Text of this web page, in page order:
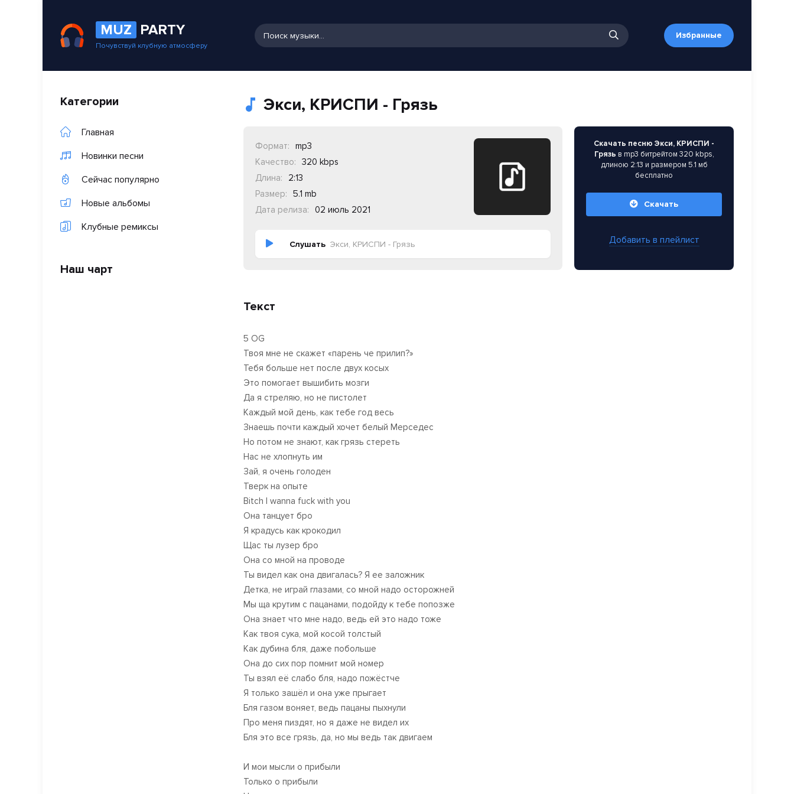
MUZ PARTY
Почувствуй клубную атмосферу
Избранные
Категории
Главная
Новинки песни
Сейчас популярно
Новые альбомы
Клубные ремиксы
Наш чарт
Экси, КРИСПИ - Грязь
Формат:
mp3
Качество:
320 kbps
Длина:
2:13
Размер:
5.1 mb
Дата релиза:
02 июль 2021
Слушать Экси, КРИСПИ - Грязь
Скачать песню Экси, КРИСПИ -
Грязь в mp3 битрейтом 320 kbps,
длиною 2:13 и размером 5.1 мб
бесплатно
Скачать
Добавить в плейлист
Текст
5 OG
Твоя мне не скажет «парень че прилип?»
Тебя больше нет после двух косых
Это помогает вышибить мозги
Да я стреляю, но не пистолет
Каждый мой день, как тебе год весь
Знаешь почти каждый хочет белый Мерседес
Но потом не знают, как грязь стереть
Нас не хлопнуть им
Зай, я очень голоден
Тверк на опыте
Bitch I wanna fuck with you
Она танцует бро
Я крадусь как крокодил
Щас ты лузер бро
Она со мной на проводе
Ты видел как она двигалась? Я ее заложник
Детка, не играй глазами, со мной надо осторожней
Мы ща крутим с пацанами, подойду к тебе попозже
Она знает что мне надо, ведь ей это надо тоже
Как твоя сука, мой косой толстый
Как дубина бля, даже побольше
Она до сих пор помнит мой номер
Ты взял её слабо бля, надо пожёстче
Я только зашёл и она уже прыгает
Бля газом воняет, ведь пацаны пыхнули
Про меня пиздят, но я даже не видел их
Бля это все грязь, да, но мы ведь так двигаем
И мои мысли о прибыли
Только о прибыли